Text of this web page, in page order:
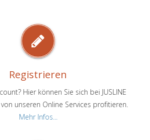
Registrieren
Hier können Sie sich bei JUSLINE
unseren Online Services profitieren.
Mehr Infos...